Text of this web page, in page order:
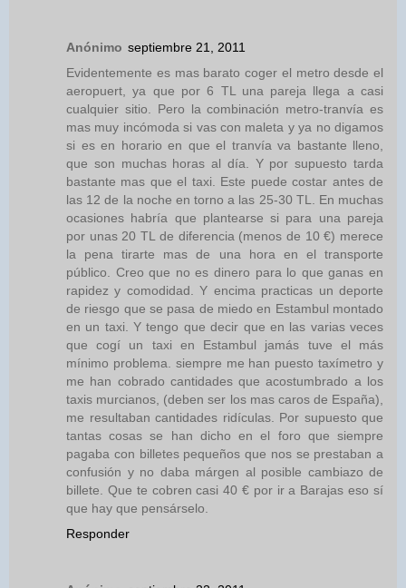
Anónimo septiembre 21, 2011
Evidentemente es mas barato coger el metro desde el
aeropuert, ya que por 6 TL una pareja llega a casi
cualquier sitio. Pero la combinación metro-tranvía es
mas muy incómoda si vas con maleta y ya no digamos
si es en horario en que el tranvía va bastante lleno,
que son muchas horas al día. Y por supuesto tarda
bastante mas que el taxi. Este puede costar antes de
las 12 de la noche en torno a las 25-30 TL. En muchas
ocasiones habría que plantearse si para una pareja
por unas 20 TL de diferencia (menos de 10 €) merece
la pena tirarte mas de una hora en el transporte
público. Creo que no es dinero para lo que ganas en
rapidez y comodidad. Y encima practicas un deporte
de riesgo que se pasa de miedo en Estambul montado
en un taxi. Y tengo que decir que en las varias veces
que cogí un taxi en Estambul jamás tuve el más
mínimo problema. siempre me han puesto taxímetro y
me han cobrado cantidades que acostumbrado a los
taxis murcianos, (deben ser los mas caros de España),
me resultaban cantidades ridículas. Por supuesto que
tantas cosas se han dicho en el foro que siempre
pagaba con billetes pequeños que nos se prestaban a
confusión y no daba márgen al posible cambiazo de
billete. Que te cobren casi 40 € por ir a Barajas eso sí
que hay que pensárselo.
Responder